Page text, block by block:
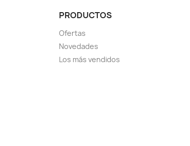
PRODUCTOS
Ofertas
Novedades
Los más vendidos